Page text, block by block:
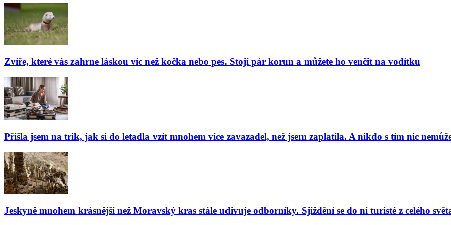
Zvíře, které vás zahrne láskou víc než kočka nebo pes. Stojí pár korun a můžete ho venčit na vodítku
Přišla jsem na trik, jak si do letadla vzít mnohem více zavazadel, než jsem zaplatila. A nikdo s tím nic
Jeskyně mnohem krásnější než Moravský kras stále udivuje odborníky. Sjíždění se do ní turisté z celého